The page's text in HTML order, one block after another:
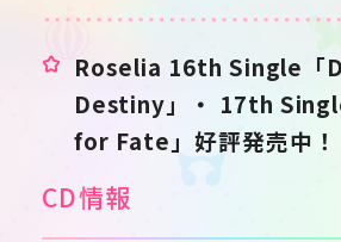
Game
Schedule
Goods
Roselia 16th Single「
Destiny」・ 17th
for Fate」好評発売中！
CD情報